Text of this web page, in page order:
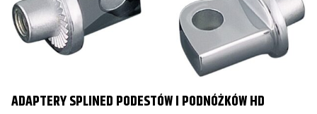
ADAPTERY SPLINED PODESTÓW I PODNÓŻKÓW HD